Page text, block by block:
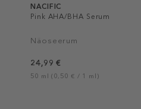
NACIFIC
Pink AHA/BHA Serum
Näoseerum
24,99 €
50 ml (0,50 € / 1 ml)